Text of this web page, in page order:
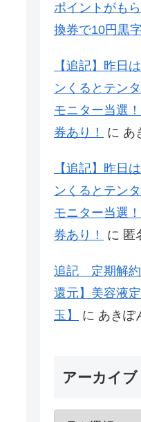
ポイントがも
換券で10円黒
【追記】昨日
ンくるとテン
モニター当選
券あり！
に あ
【追記】昨日
ンくるとテン
モニター当選
券あり！
に 匿
追記 定期解約
還元】美容液
玉】
に あきぽ
アーカイブ